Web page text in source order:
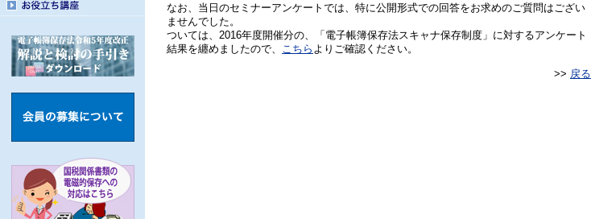
なお、当日のセミナーアンケートでは、特に公開形式での回答をお求めのご質問はござい
ませんでした。
ついては、2016年度開催分の、「電子帳簿保存法スキャナ保存制度」に対するアンケート
結果を纏めましたので、
こちら よりご確認ください。
>> 戻る